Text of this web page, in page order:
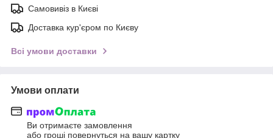
Самовивіз в Києві
Доставка кур'єром по Києву
Всі умови доставки
Умови оплати
Ви отримаєте замовлення
або гроші повернуться на вашу картку